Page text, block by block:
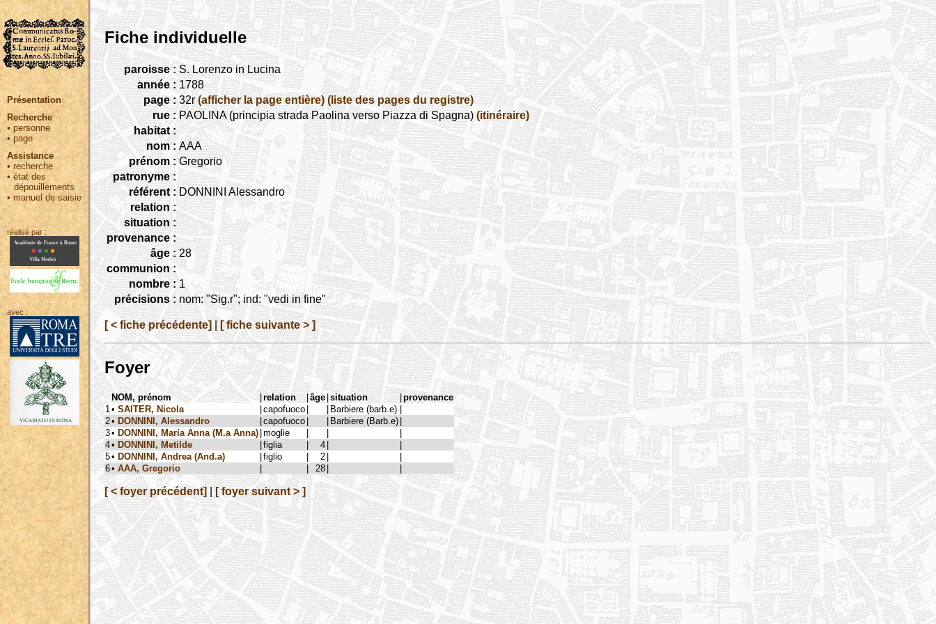
Présentation
Recherche
• personne
•page
Assistance
• recherche
•état des
dépouillements
•manuel de saisie
réalisé par :
avec :
Fiche individuelle
paroisse : S. Lorenzo in Lucina
année : 1788
page : 32r (afficher la page entière) (liste des pages du registre)
rue : PAOLINA (principia strada Paolina verso Piazza di Spagna) (itinéraire)
habitat :
nom : AAA
prénom : Gregorio
patronyme :
référent : DONNINI Alessandro
relation :
situation :
provenance :
âge : 28
communion :
nombre : 1
précisions : nom: "Sig.r"; ind: "vedi in fine"
[ < fiche précédente] [ fiche suivante > ]
Foyer
NOM, prénom |relation |âge |situation |provenance
1 • SAITER, Nicola |capofuoco | | Barbiere (barb.e) |
2• DONNINI, Alessandro |capofuoco | | Barbiere (Barb.e) |
3• DONNINI, Maria Anna (M.a Anna) |moglie | |
|
4• DONNINI, Metilde |figlia | 4 |
|
5• DONNINI, Andrea (And.a) |figlio | 2 |
|
6• AAA, Gregorio | | 28 | |
[ < foyer précédent] [ foyer suivant > ]